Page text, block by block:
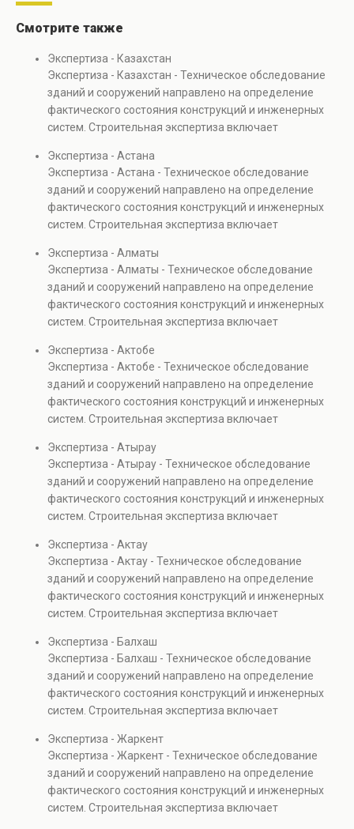
Смотрите также
Экспертиза - Казахстан
Экспертиза - Казахстан - Техническое обследование
зданий и сооружений направлено на определение
фактического состояния конструкций и инженерных
систем. Строительная экспертиза включает
элементов и оценку эксплуатационной безопасности.
Услуга востребована при покупке недвижимости,
капитальном ремонте и реконструкции объектов, а
также при судебных разбирательствах и технических
проверках.
Экспертиза - Астана
Экспертиза - Астана - Техническое обследование
зданий и сооружений направлено на определение
фактического состояния конструкций и инженерных
систем. Строительная экспертиза включает
элементов и оценку эксплуатационной безопасности.
Услуга востребована при покупке недвижимости,
капитальном ремонте и реконструкции объектов, а
также при судебных разбирательствах и технических
проверках.
Экспертиза - Алматы
Экспертиза - Алматы - Техническое обследование
зданий и сооружений направлено на определение
фактического состояния конструкций и инженерных
систем. Строительная экспертиза включает
элементов и оценку эксплуатационной безопасности.
Услуга востребована при покупке недвижимости,
капитальном ремонте и реконструкции объектов, а
также при судебных разбирательствах и технических
проверках.
Экспертиза - Актобе
Экспертиза - Актобе - Техническое обследование
зданий и сооружений направлено на определение
фактического состояния конструкций и инженерных
систем. Строительная экспертиза включает
элементов и оценку эксплуатационной безопасности.
Услуга востребована при покупке недвижимости,
капитальном ремонте и реконструкции объектов, а
также при судебных разбирательствах и технических
проверках.
Экспертиза - Атырау
Экспертиза - Атырау - Техническое обследование
зданий и сооружений направлено на определение
фактического состояния конструкций и инженерных
систем. Строительная экспертиза включает
элементов и оценку эксплуатационной безопасности.
Услуга востребована при покупке недвижимости,
капитальном ремонте и реконструкции объектов, а
также при судебных разбирательствах и технических
проверках.
Экспертиза - Актау
Экспертиза - Актау - Техническое обследование
зданий и сооружений направлено на определение
фактического состояния конструкций и инженерных
систем. Строительная экспертиза включает
элементов и оценку эксплуатационной безопасности.
Услуга востребована при покупке недвижимости,
капитальном ремонте и реконструкции объектов, а
также при судебных разбирательствах и технических
проверках.
Экспертиза - Балхаш
Экспертиза - Балхаш - Техническое обследование
зданий и сооружений направлено на определение
фактического состояния конструкций и инженерных
систем. Строительная экспертиза включает
элементов и оценку эксплуатационной безопасности.
Услуга востребована при покупке недвижимости,
капитальном ремонте и реконструкции объектов, а
также при судебных разбирательствах и технических
проверках.
Экспертиза - Жаркент
Экспертиза - Жаркент - Техническое обследование
зданий и сооружений направлено на определение
фактического состояния конструкций и инженерных
систем. Строительная экспертиза включает